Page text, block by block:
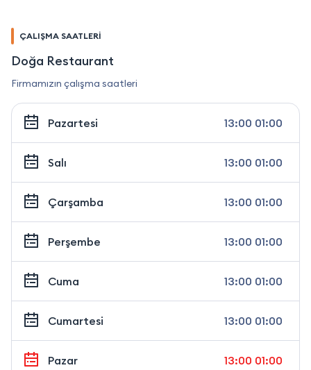
ÇALIŞMA SAATLERİ
Doğa Restaurant
Firmamızın çalışma saatleri
Pazartesi 13:00 01:00
Salı 13:00 01:00
Çarşamba 13:00 01:00
Perşembe 13:00 01:00
Cuma 13:00 01:00
Cumartesi 13:00 01:00
Pazar 13:00 01:00